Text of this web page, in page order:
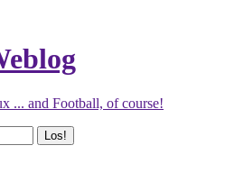
... and Football, of course!